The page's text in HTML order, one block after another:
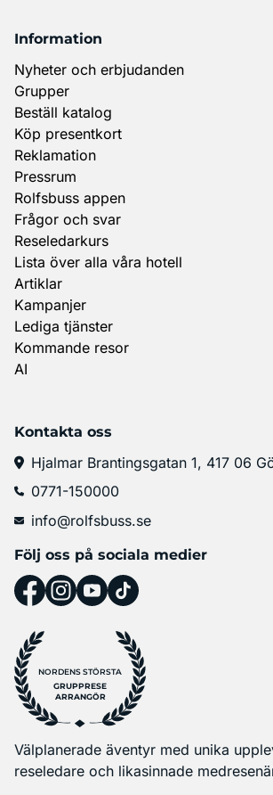
Information
Nyheter och erbjudanden
Grupper
Beställ katalog
Köp presentkort
Reklamation
Pressrum
Rolfsbuss appen
Frågor och svar
Reseledarkurs
Lista över alla våra hotell
Artiklar
Kampanjer
Lediga tjänster
Kommande resor
AI
Kontakta oss
Hjalmar Brantingsgatan 1, 417 06
0771-150000
info@rolfsbuss.se
Följ oss på sociala medier
NORDENS STÖRSTA
GRUPPRESE
ARRANGÖR
Välplanerade äventyr med unika
reseledare och likasinnade